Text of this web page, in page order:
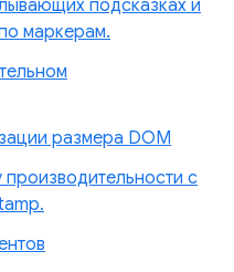
подсказках и
маркерам.
размера DOM
с